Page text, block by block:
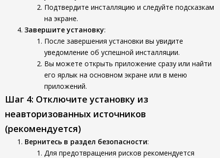
Подтвердите инсталляцию и следуйте подсказкам
на экране.
Завершите установку:
После завершения установки вы увидите
уведомление об успешной инсталляции.
Вы можете открыть приложение сразу или найти
его ярлык на основном экране или в меню
приложений.
Шаг 4: Отключите установку из
неавторизованных источников
(рекомендуется)
Вернитесь в раздел безопасности:
Для предотвращения рисков рекомендуется